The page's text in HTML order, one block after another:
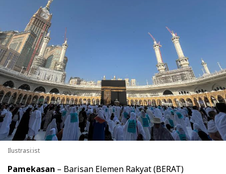
Ilustrasi:ist
Pamekasan – Barisan Elemen Rakyat (BERAT)